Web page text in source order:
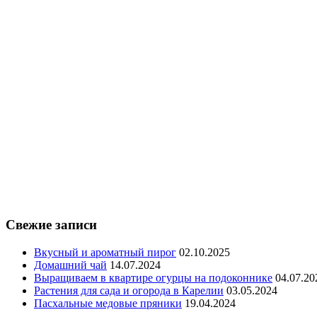
Свежие записи
Вкусный и ароматный пирог 02.10.2025
Домашний чай 14.07.2024
Выращиваем в квартире огурцы на подоконнике
Растения для сада и огорода в Карелии 03.05.2024
Пасхальные медовые пряники 19.04.2024